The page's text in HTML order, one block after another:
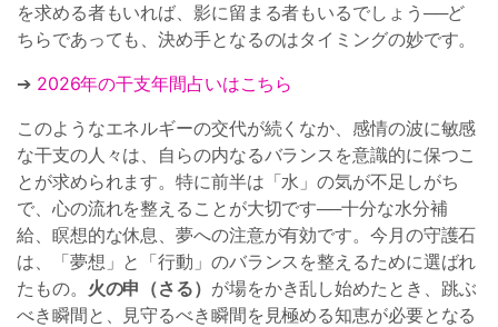
を求める者もいれば、影に留まる者もいるでしょう──ど
ちらであっても、決め手となるのはタイミングの妙です。
➔ 2026年の干支年間占いはこちら
このようなエネルギーの交代が続くなか、感情の波に敏感
な干支の人々は、自らの内なるバランスを意識的に保つこ
とが求められます。特に前半は「水」の気が不足しがち
で、心の流れを整えることが大切です──十分な水分補
給、瞑想的な休息、夢への注意が有効です。今月の守護石
は、「夢想」と「行動」のバランスを整えるために選ばれ
たもの。 火の申（さる） が場をかき乱し始めたとき、跳ぶ
べき瞬間と、見守るべき瞬間を見極める知恵が必要となる